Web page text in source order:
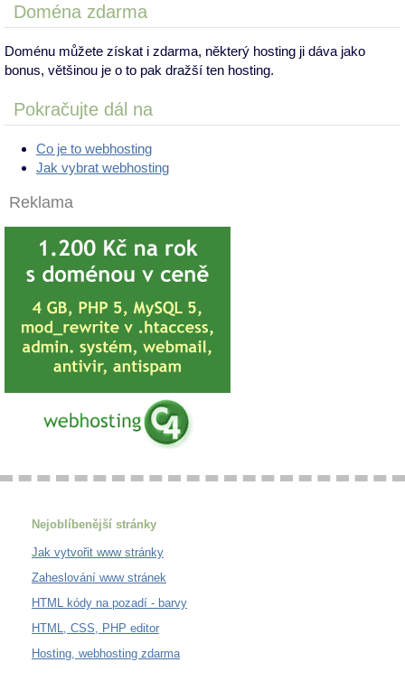
Doména zdarma
Doménu můžete získat i zdarma, některý hosting ji dáva jako
bonus, většinou je o to pak dražší ten hosting.
Pokračujte dál na
Co je to webhosting
Jak vybrat webhosting
Reklama
Nejoblíbenější stránky
Jak vytvořit www stránky
Zaheslování www stránek
HTML kódy na pozadí - barvy
HTML, CSS, PHP editor
Hosting, webhosting zdarma